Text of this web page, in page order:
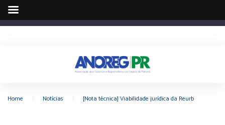
Home Notícias [Nota técnica] Viabilidade jurídica da Reurb